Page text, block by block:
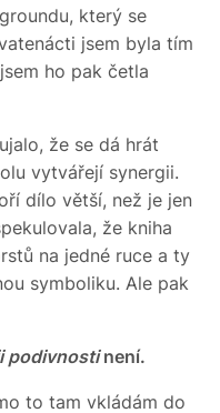
který se
jsem byla tím
ho pak četla
že se dá hrát
vytvářejí synergii.
dílo větší, než je jen
že kniha
na jedné ruce a ty
symboliku. Ale pak
podivnostinení.
to tam vkládám do